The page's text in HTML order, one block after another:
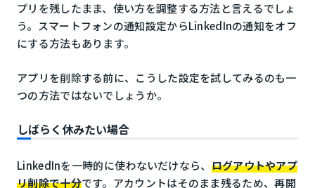
プリを残したまま、使い方を調整する方法と言えるでしょ
う。スマートフォンの通知設定からLinkedInの通知をオフ
にする方法もあります。
アプリを削除する前に、こうした設定を試してみるのも一
つの方法ではないでしょうか。
しばらく休みたい場合
LinkedInを一時的に使わないだけなら、 ログアウトやアプ
リ削除で十分です。アカウントはそのまま残るため、再開